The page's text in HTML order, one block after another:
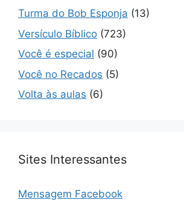
Turma do Bob Esponja (13)
Versículo Bíblico (723)
Você é especial (90)
Você no Recados (5)
Volta às aulas (6)
Sites Interessantes
Mensagem Facebook